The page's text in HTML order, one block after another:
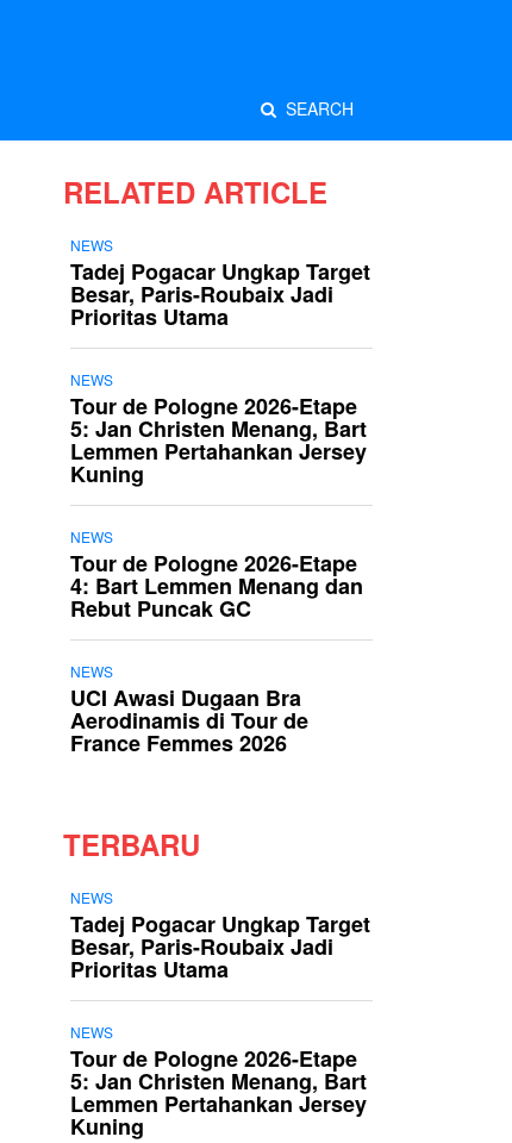
SEARCH
RELATED ARTICLE
NEWS
Tadej Pogacar Ungkap Target
Besar, Paris-Roubaix Jadi
Prioritas Utama
NEWS
Tour de Pologne 2026-Etape
5: Jan Christen Menang, Bart
Lemmen Pertahankan Jersey
Kuning
NEWS
Tour de Pologne 2026-Etape
4: Bart Lemmen Menang dan
Rebut Puncak GC
NEWS
UCI Awasi Dugaan Bra
Aerodinamis di Tour de
France Femmes 2026
TERBARU
NEWS
Tadej Pogacar Ungkap Target
Besar, Paris-Roubaix Jadi
Prioritas Utama
NEWS
Tour de Pologne 2026-Etape
5: Jan Christen Menang, Bart
Lemmen Pertahankan Jersey
Kuning